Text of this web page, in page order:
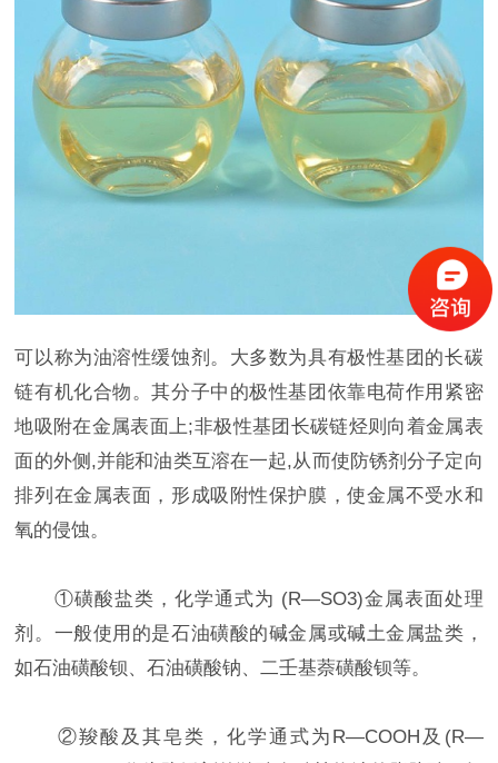
可以称为油溶性缓蚀剂。大多数为具有极性基团的长碳
链有机化合物。其分子中的极性基团依靠电荷作用紧密
地吸附在金属表面上;非极性基团长碳链烃则向着金属表
面的外侧,并能和油类互溶在一起,从而使防锈剂分子定向
排列在金属表面，形成吸附性保护膜，使金属不受水和
氧的侵蚀。
①磺酸盐类，化学通式为 (R—SO3)金属表面处理
剂。一般使用的是石油磺酸的碱金属或碱土金属盐类，
如石油磺酸钡、石油磺酸钠、二壬基萘磺酸钡等。
②羧酸及其皂类，化学通式为R—COOH及(R—